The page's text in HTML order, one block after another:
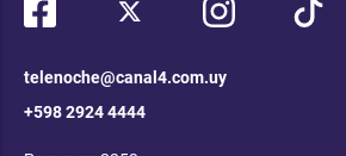
telenoche@canal4.com.uy
+598 2924 4444